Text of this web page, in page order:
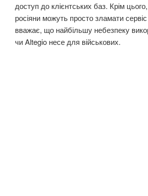
доступ до клієнтських баз. Крім
росіяни можуть просто зламати
вважає, що найбільшу небезпеку
чи Altegio несе для військових.